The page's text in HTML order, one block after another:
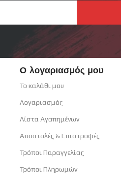
Ο λογαριασμός μου
Το καλάθι μου
Λογαριασμός
Λίστα Αγαπημένων
Αποστολές & Επιστροφές
Τρόποι Παραγγελίας
Τρόποι Πληρωμών